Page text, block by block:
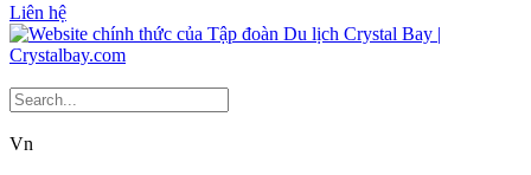
Liên hệ
Vn